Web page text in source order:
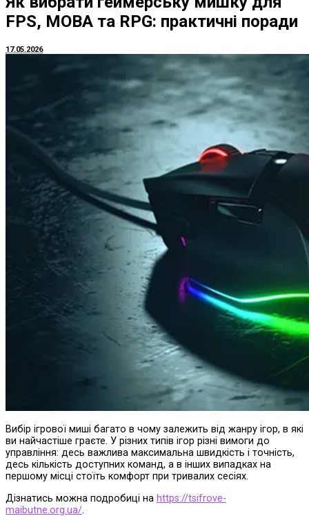
FPS, MOBA та RPG: практичні поради
17.05.2026
Вибір ігрової миші багато в чому залежить від жанру ігор, в які
ви найчастіше граєте. У різних типів ігор різні вимоги до
управління: десь важлива максимальна швидкість і точність,
десь кількість доступних команд, а в інших випадках на
першому місці стоїть комфорт при тривалих сесіях.
Дізнатись можна подробиці на https://tsifrove-
maibutne.org.ua/.